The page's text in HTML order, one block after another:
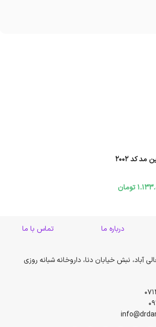
کد 2002
تومان
درباره ما تماس با ما
آباد، نبش خیابان دنا، داروخانه شبانه روزی